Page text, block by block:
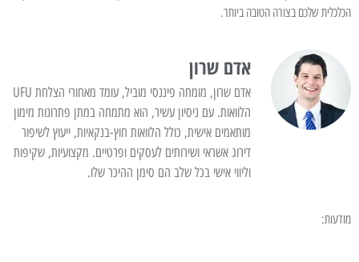
הכלכלית שלכם בצורה הטובה ביותר.
אדם שרון
אדם שרון, מומחה פיננסי מוביל, עומד מאחורי הצלחת UFU
הלוואות. עם ניסיון עשיר, הוא מתמחה במתן פתרונות מימון
מותאמים אישית, כולל הלוואות חוץ-בנקאיות, ייעוץ לשיפור
דירוג אשראי ושירותים לעסקים ופרטיים. מקצועיות, שקיפות
וליווי אישי בכל שלב הם סימן ההיכר שלו.
מודעות: